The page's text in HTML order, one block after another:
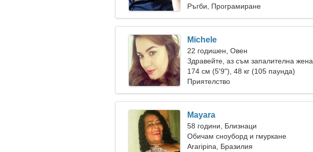
Ръгби, Програмиране
Michele
22 годишен, Овен
Здравейте, аз съм запалителна жена
174 см (5'9"), 48 кг (105 паунда)
Приятелство
Mayara
58 години, Близнаци
Обичам сноуборд и гмуркане
Araripina, Бразилия